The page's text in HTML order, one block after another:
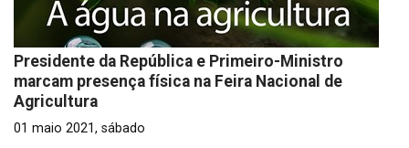
Presidente da República e Primeiro-Ministro
marcam presença física na Feira Nacional de
Agricultura
01 maio 2021, sábado